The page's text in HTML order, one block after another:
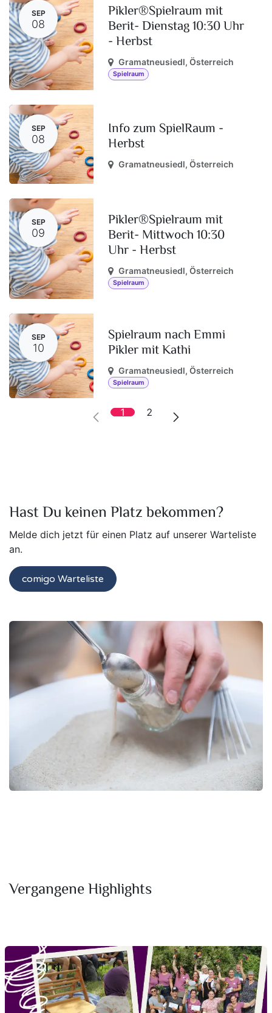
SEP
08
Pikler®Spielraum mit
Berit- Dienstag 10:30 Uhr
- Herbst
Gramatneusiedl,Österreich
Spielraum
SEP
08 Info zum SpielRaum -
Herbst
Gramatneusiedl,Österreich
SEP
09
Pikler®Spielraum mit
Berit- Mittwoch 10:30
Uhr - Herbst
Gramatneusiedl,Österreich
Spielraum
SEP
10
Spielraum nach Emmi
Pikler mit Kathi
Gramatneusiedl,Österreich
Spielraum
1 2
Hast Du keinen Platz bekommen?
Melde dich jetzt für einen Platz auf unserer Warteliste
an.
comigo Warteliste
Vergangene Highlights